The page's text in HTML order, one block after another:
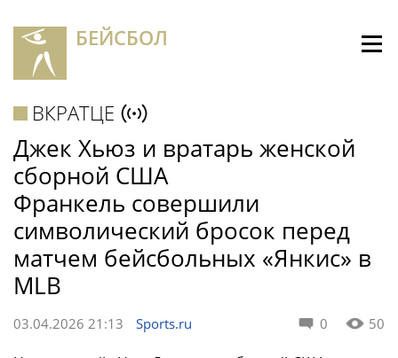
БЕЙСБОЛ
ВКРАТЦЕ
Джек Хьюз и вратарь женской
сборной США
Франкель совершили
символический бросок перед
матчем бейсбольных «Янкис» в
MLB
0 50
03.04.2026 21:13 Sports.ru